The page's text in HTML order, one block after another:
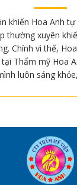
khiến Hoa Anh
thường xuyên
Chính vì thế,
Thẩm mỹ Hoa
luôn sáng